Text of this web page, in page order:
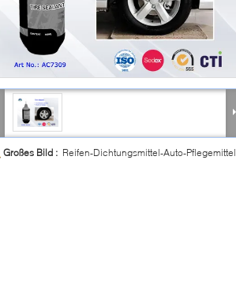
Großes Bild : Reifen-Dichtungsmittel-Auto-Pflegemittel